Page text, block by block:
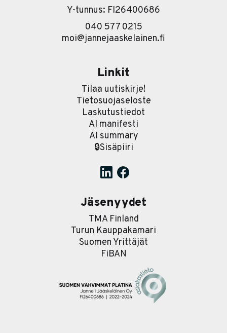
Y-tunnus: FI26400686
040 577 0215
moi@jannejaaskelainen.fi
Linkit
Tilaa uutiskirje!
Tietosuojaseloste
Laskutustiedot
AI manifesti
AI summary
🔒Sisäpiiri
Jäsenyydet
TMA Finland
Turun Kauppakamari
Suomen Yrittäjät
FiBAN